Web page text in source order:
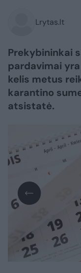
Lrytas.lt
Prekybininkai
pardavimai
kelis metus
karantino
atsistatė.